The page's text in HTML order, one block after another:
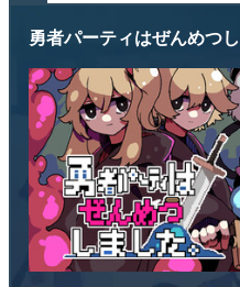
勇者パーティはぜんめつし